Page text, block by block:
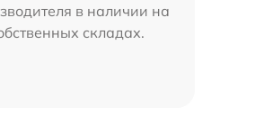
в наличии на
складах.